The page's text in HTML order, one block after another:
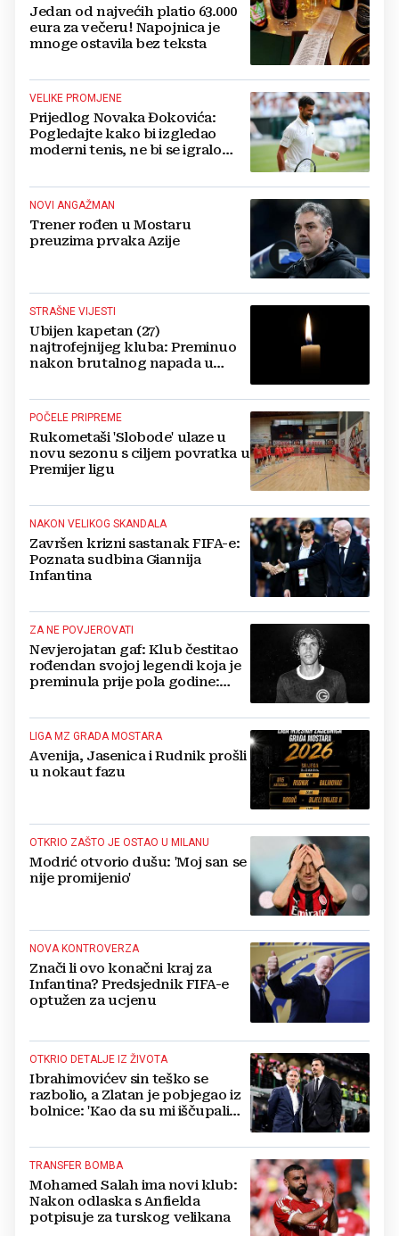
Jedan od najvećih platio 63.000
eura za večeru! Napojnica je
mnoge ostavila bez teksta
VELIKE PROMJENE
Prijedlog Novaka Đokovića:
Pogledajte kako bi izgledao
moderni tenis, ne bi se igralo
NOVI ANGAŽMAN
Trener rođen u Mostaru
preuzima prvaka Azije
STRAŠNE VIJESTI
Ubijen kapetan (27)
najtrofejnijeg kluba: Preminuo
nakon brutalnog napada u
POČELE PRIPREME
Rukometaši 'Slobode' ulaze u
novu sezonu s ciljem povratka u
Premijer ligu
NAKON VELIKOG SKANDALA
Završen krizni sastanak FIFA-e:
Poznata sudbina Giannija
Infantina
ZA NE POVJEROVATI
Nevjerojatan gaf: Klub čestitao
rođendan svojoj legendi koja je
preminula prije pola godine:
LIGA MZ GRADA MOSTARA
Avenija, Jasenica i Rudnik prošli
u nokaut fazu
OTKRIO ZAŠTO JE OSTAO U MILANU
Modrić otvorio dušu: 'Moj san se
nije promijenio'
NOVA KONTROVERZA
Znači li ovo konačni kraj za
Infantina? Predsjednik FIFA-e
optužen za ucjenu
OTKRIO DETALJE IZ ŽIVOTA
Ibrahimovićev sin teško se
razbolio, a Zlatan je pobjegao iz
bolnice: 'Kao da su mi iščupali
TRANSFER BOMBA
Mohamed Salah ima novi klub:
Nakon odlaska s Anfielda
potpisuje za turskog velikana